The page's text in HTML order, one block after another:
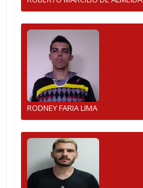
RODNEY FARIA LIMA